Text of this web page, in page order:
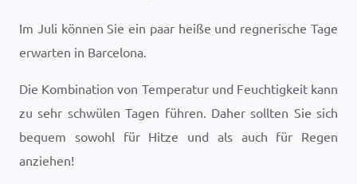
Im Juli können Sie ein paar heiße und regnerische Tage
erwarten in Barcelona.
Die Kombination von Temperatur und Feuchtigkeit kann
zu sehr schwülen Tagen führen. Daher sollten Sie sich
bequem sowohl für Hitze und als auch für Regen
anziehen!